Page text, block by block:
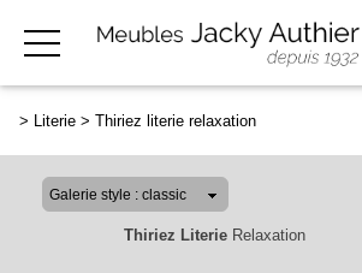
> Literie > Thiriez literie relaxation
Thiriez LiterieRelaxation